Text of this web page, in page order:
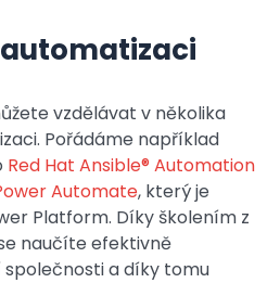
vzdělávat v několika
Pořádáme například
Red Hat Ansible® Automation
Automate, který je
Platform. Díky školením z
naučíte efektivně
a díky tomu